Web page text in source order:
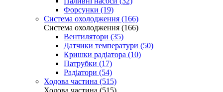
Форсунки (19)
Система охолодження (166)
Система охолодження (166)
Вентилятори (35)
Датчики температури (50)
Кришки радіатора (10)
Патрубки (17)
Радіатори (54)
Ходова частина (515)
Ходова частина (515)